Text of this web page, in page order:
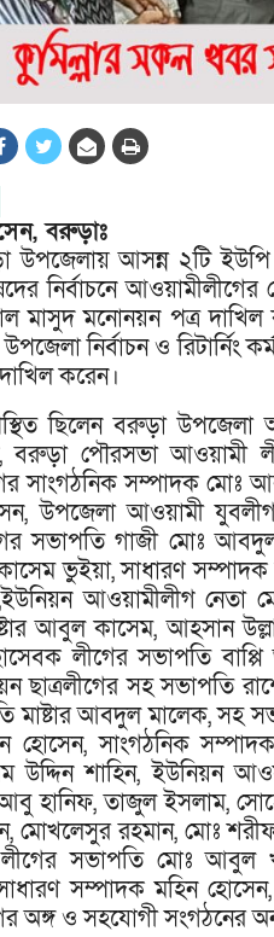
বরুড়াঃ
উপজেলায় আসন্ন ২টি
নির্বাচনে আওয়ামীলীগের
মাসুদ মনোনয়ন পত্র
নির্বাচন ও রিটার্নিং
করেন।
ছিলেন বরুড়া উপজেলা
বরুড়া পৌরসভা আওয়ামী
সাংগঠনিক সম্পাদক মোঃ
উপজেলা আওয়ামী
সভাপতি গাজী মোঃ
ভুইয়া, সাধারণ সম্পাদক
আওয়ামীলীগ নেতা
আবুল কাসেম, আহসান
লীগের সভাপতি
ছাত্রলীগের সহ সভাপতি
মাষ্টার আবদুল মালেক, সহ
হোসেন, সাংগঠনিক
উদ্দিন শাহিন, ইউনিয়ন
হানিফ, তাজুল ইসলাম,
মোখলেসুর রহমান, মোঃ
সভাপতি মোঃ আবুল
সম্পাদক মহিন
অঙ্গ ও সহযোগী সংগঠনের